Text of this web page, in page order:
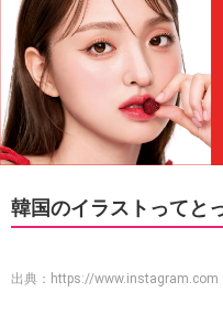
韓国のイラストってと
出典： https://www.instagram.com